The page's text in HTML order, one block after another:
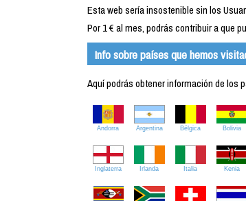
Esta web sería insostenible sin los
Por 1 € al mes, podrás contribuir a que
Info sobre países que hemos
Aquí podrás obtener información de los
Andorra Argentina Bélgica Bolivia
Inglaterra Irlanda Italia Kenia